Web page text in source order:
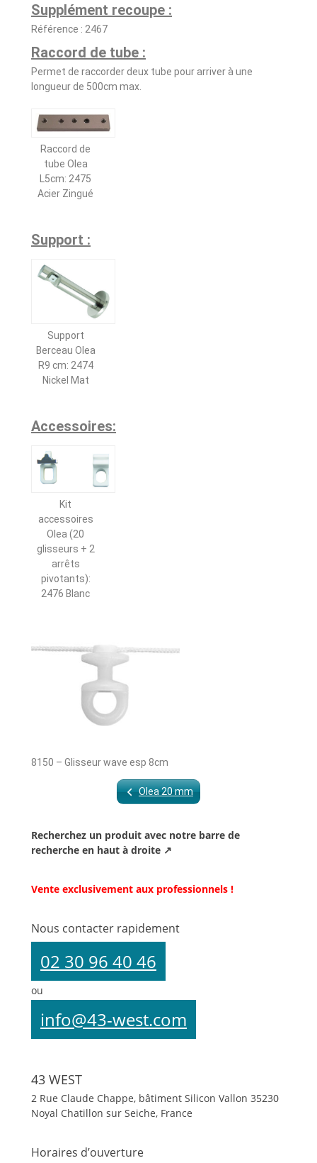
Supplément recoupe :
Référence : 2467
Raccord de tube :
Permet de raccorder deux tube pour arriver à une
longueur de 500cm max.
Raccord de
tube Olea
L5cm: 2475
Acier Zingué
Support :
Support
Berceau Olea
R9 cm: 2474
Nickel Mat
Accessoires:
Kit
accessoires
Olea (20
glisseurs + 2
arrêts
pivotants):
2476 Blanc
8150 – Glisseur wave esp 8cm
Olea 20 mm
Recherchez un produit avec notre barre de
recherche en haut à droite ↗
Vente exclusivement aux professionnels !
Nous contacter rapidement
02 30 96 40 46
ou
info@43-west.com
43 WEST
2 Rue Claude Chappe, bâtiment Silicon Vallon 35230
Noyal Chatillon sur Seiche, France
Horaires d’ouverture